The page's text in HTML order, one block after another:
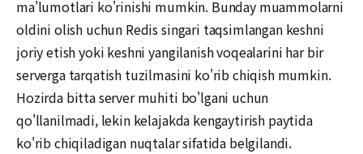
ma'lumotlari ko'rinishi mumkin. Bunday muammolarni
oldini olish uchun Redis singari taqsimlangan keshni
joriy etish yoki keshni yangilanish voqealarini har bir
serverga tarqatish tuzilmasini ko'rib chiqish mumkin.
Hozirda bitta server muhiti bo'lgani uchun
qo'llanilmadi, lekin kelajakda kengaytirish paytida
ko'rib chiqiladigan nuqtalar sifatida belgilandi.